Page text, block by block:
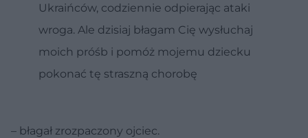
Ukraińców, codziennie odpierając ataki
wroga. Ale dzisiaj błagam Cię wysłuchaj
moich próśb i pomóż mojemu dziecku
pokonać tę straszną chorobę
– błagał zrozpaczony ojciec.